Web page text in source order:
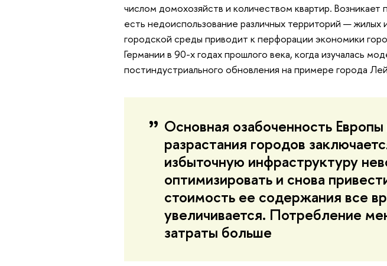
числом домохозяйств и количеством квартир. Возникает
есть недоиспользование различных территорий —
городской среды приводит к перфорации экономики
Германии в 90-х годах прошлого века, когда изучалась
постиндустриального обновления на примере города
Основная озабоченность
разрастания городов
избыточную инфраструктуру
оптимизировать и снова
стоимость ее содержания все
увеличивается. Потребление
затраты больше